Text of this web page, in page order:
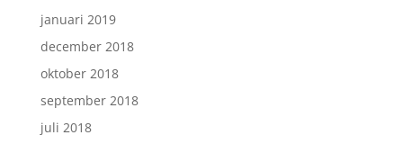
januari 2019
december 2018
oktober 2018
september 2018
juli 2018